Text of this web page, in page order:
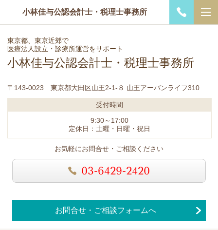
小林佳与公認会計士・税理士事務所
東京都、東京近郊で
医療法人設立・診療所運営をサポート
小林佳与公認会計士・税理士事務所
〒143-0023 東京都大田区山王2-1-８ 山王アーバンライフ310
受付時間
9:30～17:00
定休日：土曜・日曜・祝日
お気軽にお問合せ・ご相談ください
03-6429-2420
お問合せ・ご相談フォームへ